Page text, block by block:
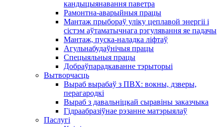
кандыцыянавання паветра
Рамонтна-аварыйныя працы
Мантаж прыбораў уліку цеплавой энергіі і
сістэм аўтаматычнага рэгулявання яе падачы
Мантаж, пуска-наладка ліфтаў
Агульнабудаўнічыя працы
Спецыяльныя працы
Добраўпарадкаванне тэрыторыі
Вытворчасць
Выраб вырабаў з ПВХ: вокны, дзверы,
перагародкі
Выраб з давальніцкай сыравіны заказчыка
Гідраабразіўнае рэзанне матэрыялаў
Паслугі